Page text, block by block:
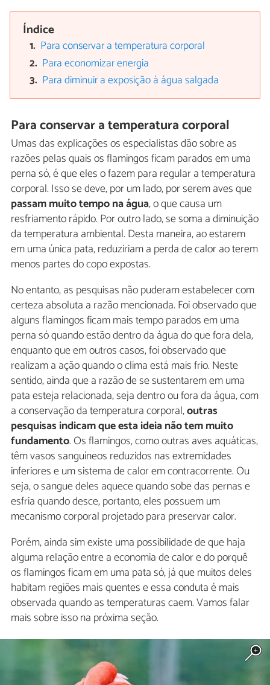
Índice
Para conservar a temperatura corporal
Para economizar energia
Para diminuir a exposição à água salgada
Para conservar a temperatura corporal
Umas das explicações os especialistas dão sobre as
razões pelas quais os flamingos ficam parados em uma
perna só, é que eles o fazem para regular a temperatura
corporal. Isso se deve, por um lado, por serem aves que
passam muito tempo na água, o que causa um
resfriamento rápido. Por outro lado, se soma a diminuição
da temperatura ambiental. Desta maneira, ao estarem
em uma única pata, reduziriam a perda de calor ao terem
menos partes do copo expostas.
No entanto, as pesquisas não puderam estabelecer com
certeza absoluta a razão mencionada. Foi observado que
alguns flamingos ficam mais tempo parados em uma
perna só quando estão dentro da água do que fora dela,
enquanto que em outros casos, foi observado que
realizam a ação quando o clima está mais frio. Neste
sentido, ainda que a razão de se sustentarem em uma
pata esteja relacionada, seja dentro ou fora da água, com
a conservação da temperatura corporal,outras
pesquisas indicam que esta ideia não tem muito
fundamento. Os flamingos, como outras aves aquáticas,
têm vasos sanguíneos reduzidos nas extremidades
inferiores e um sistema de calor em contracorrente. Ou
seja, o sangue deles aquece quando sobe das pernas e
esfria quando desce, portanto, eles possuem um
mecanismo corporal projetado para preservar calor.
Porém, ainda sim existe uma possibilidade de que haja
alguma relação entre a economia de calor e do porquê
os flamingos ficam em uma pata só, já que muitos deles
habitam regiões mais quentes e essa conduta é mais
observada quando as temperaturas caem. Vamos falar
mais sobre isso na próxima seção.